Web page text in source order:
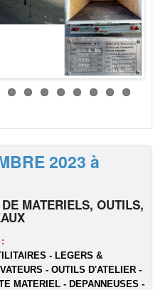
2023 à
MATERIELS, OUTILS,
- LEGERS &
- OUTILS D'ATELIER -
MATERIEL - DEPANNEUSES -